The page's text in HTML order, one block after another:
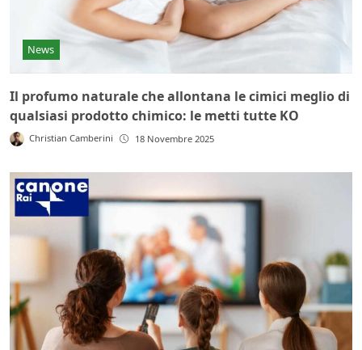
News
Il profumo naturale che allontana le cimici meglio di
qualsiasi prodotto chimico: le metti tutte KO
Christian Camberini 18 Novembre 2025